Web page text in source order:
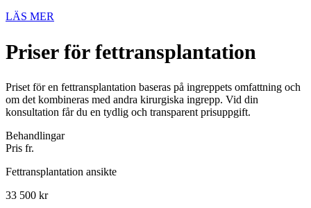
LÄS MER
Priser för fettransplantation
Priset för en fettransplantation baseras på ingreppets omfattning och
om det kombineras med andra kirurgiska ingrepp. Vid din
konsultation får du en tydlig och transparent prisuppgift.
Behandlingar
Pris fr.
Fettransplantation ansikte
33 500 kr